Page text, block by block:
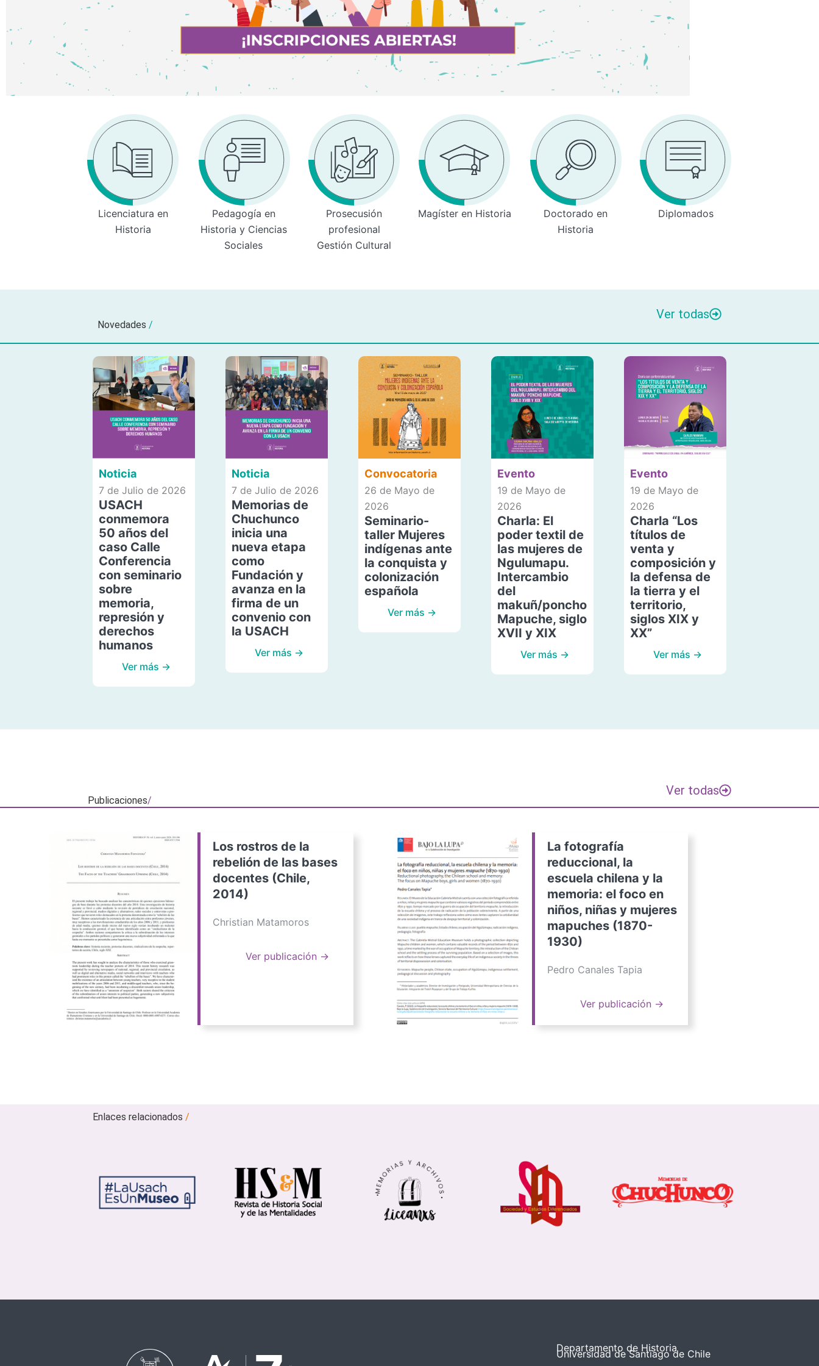
Licenciatura en
Historia
Pedagogía en
Historia y Ciencias
Sociales
Prosecusión
profesional
Gestión Cultural
Magíster en Historia
Doctorado en
Historia
Diplomados
Novedades /
Ver todas
Noticia
7 de Julio de 2026
USACH
conmemora
50 años del
caso Calle
Conferencia
con seminario
sobre
memoria,
represión y
derechos
humanos
Ver más →
Noticia
7 de Julio de 2026
Memorias de
Chuchunco
inicia una
nueva etapa
como
Fundación y
avanza en la
firma de un
convenio con
la USACH
Ver más →
Convocatoria
26 de Mayo de
2026
Seminario-
taller Mujeres
indígenas ante
la conquista y
colonización
española
Ver más →
Evento
19 de Mayo de
2026
Charla: El
poder textil de
las mujeres de
Ngulumapu.
Intercambio
del
makuñ/poncho
Mapuche, siglo
XVII y XIX
Ver más →
Evento
19 de Mayo de
2026
Charla “Los
títulos de
venta y
composición y
la defensa de
la tierra y el
territorio,
siglos XIX y
XX”
Ver más →
Publicaciones/
Ver todas
Los rostros de la
rebelión de las bases
docentes (Chile,
2014)
Christian Matamoros
Ver publicación →
La fotografía
reduccional, la
escuela chilena y la
memoria: el foco en
niños, niñas y mujeres
mapuches (1870-
1930)
Pedro Canales Tapia
Ver publicación →
Enlaces relacionados/
Departamento de Historia
Universidad de Santiago de Chile